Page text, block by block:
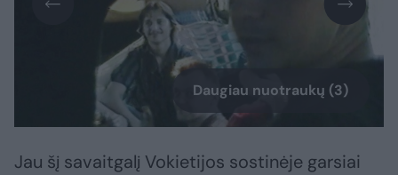
Daugiau nuotraukų (3)
Jau šį savaitgalį Vokietijos sostinėje garsiai